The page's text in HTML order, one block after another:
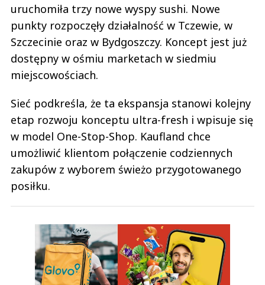
uruchomiła trzy nowe wyspy sushi. Nowe
punkty rozpoczęły działalność w Tczewie, w
Szczecinie oraz w Bydgoszczy. Koncept jest już
dostępny w ośmiu marketach w siedmiu
miejscowościach.
Sieć podkreśla, że ta ekspansja stanowi kolejny
etap rozwoju konceptu ultra-fresh i wpisuje się
w model One-Stop-Shop. Kaufland chce
umożliwić klientom połączenie codziennych
zakupów z wyborem świeżo przygotowanego
posiłku.